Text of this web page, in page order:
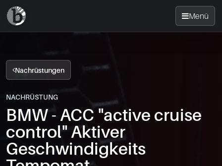
Menü
Startseite
Nachrüsten
News
FAQ
Nachrüstungen
NACHRÜSTUNG
BMW - ACC "active cruise
control" Aktiver
Geschwindigkeits